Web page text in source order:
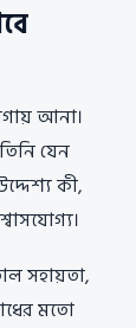
আনা।
যেন
কী,
সহায়তা,
মতো